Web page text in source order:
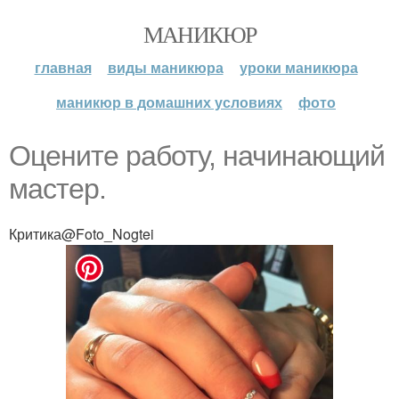
МАНИКЮР
главная виды маникюра
уроки маникюра
маникюр в домашних условиях
фото
Оцените работу, начинающий
мастер.
Критика@Foto_Nogtei